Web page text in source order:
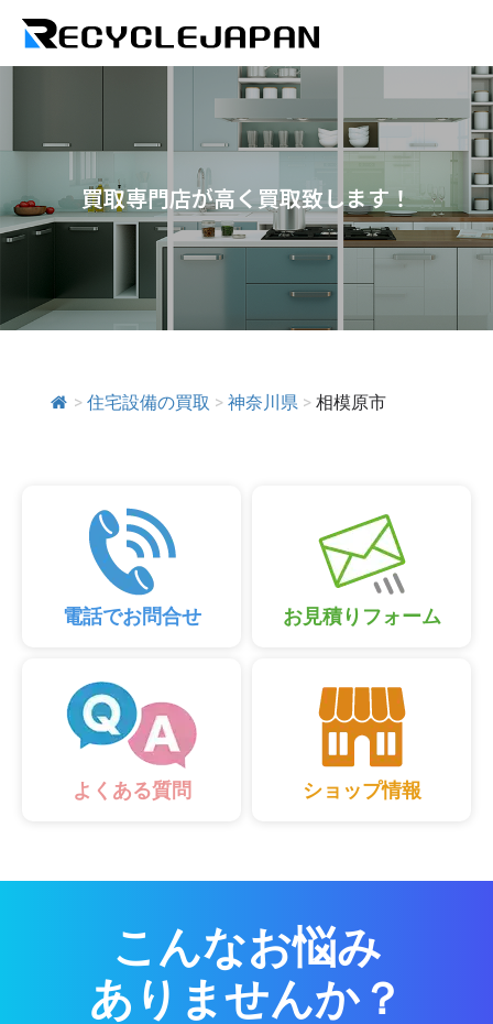
買取専門店が高く買取致します！
> 住宅設備の買取 > 神奈川県 > 相模原市
電話でお問合せ お見積りフォーム
よくある質問 ショップ情報
こんなお悩み
ありませんか？